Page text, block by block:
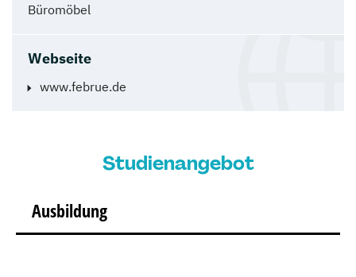
Büromöbel
Webseite
www.februe.de
Studienangebot
Ausbildung